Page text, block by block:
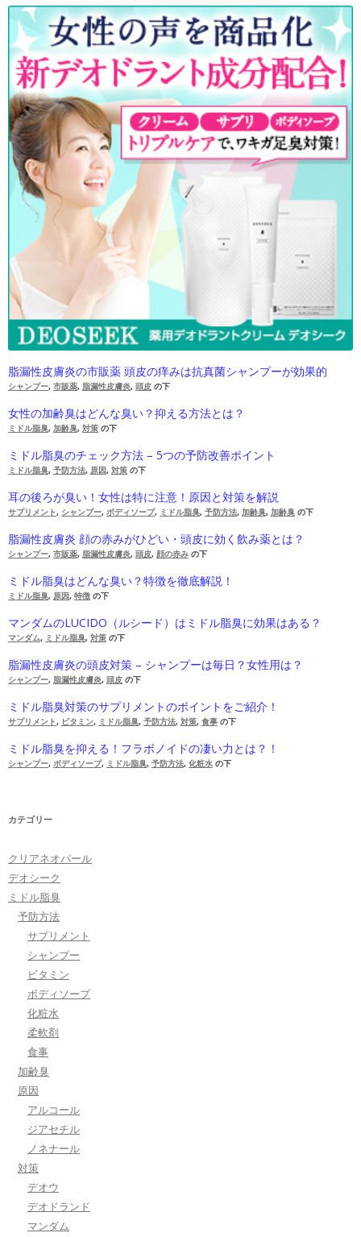
脂漏性皮膚炎の市販薬 頭皮の痒みは抗真菌シャンプーが効果的
シャンプー, 市販薬, 脂漏性皮膚炎, 頭皮 の下
女性の加齢臭はどんな臭い？抑える方法とは？
ミドル脂臭, 加齢臭, 対策 の下
ミドル脂臭のチェック方法 – 5つの予防改善ポイント
ミドル脂臭, 予防方法, 原因, 対策 の下
耳の後ろが臭い！女性は特に注意！原因と対策を解説
サプリメント, シャンプー, ボディソープ, ミドル脂臭, 予防方法, 加齢臭, 加齢臭 の下
脂漏性皮膚炎 顔の赤みがひどい・頭皮に効く飲み薬とは？
シャンプー, 市販薬, 脂漏性皮膚炎, 頭皮, 顔の赤み の下
ミドル脂臭はどんな臭い？特徴を徹底解説！
ミドル脂臭, 原因, 特徴 の下
マンダムのLUCIDO（ルシード）はミドル脂臭に効果はある？
マンダム, ミドル脂臭, 対策 の下
脂漏性皮膚炎の頭皮対策 – シャンプーは毎日？女性用は？
シャンプー, 脂漏性皮膚炎, 頭皮 の下
ミドル脂臭対策のサプリメントのポイントをご紹介！
サプリメント, ビタミン, ミドル脂臭, 予防方法, 対策, 食事 の下
ミドル脂臭を抑える！フラボノイドの凄い力とは？！
シャンプー, ボディソープ, ミドル脂臭, 予防方法, 化粧水 の下
カテゴリー
クリアネオパール
デオシーク
ミドル脂臭
予防方法
サプリメント
シャンプー
ビタミン
ボディソープ
化粧水
柔軟剤
食事
加齢臭
原因
アルコール
ジアセチル
ノネナール
対策
デオウ
デオドランド
マンダム